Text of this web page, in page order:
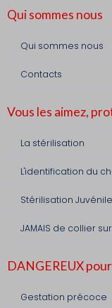
Qui sommes nous
Qui sommes nous
Contacts
Vous les aimez,
La stérilisation
L'identification du
Stérilisation
JAMAIS de collier
DANGEREUX
Gestation précoce